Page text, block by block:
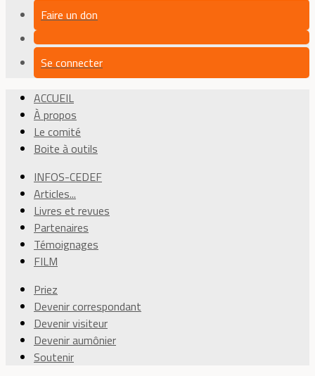
Faire un don
Se connecter
ACCUEIL
À propos
Le comité
Boite à outils
INFOS-CEDEF
Articles...
Livres et revues
Partenaires
Témoignages
FILM
Priez
Devenir correspondant
Devenir visiteur
Devenir aumônier
Soutenir